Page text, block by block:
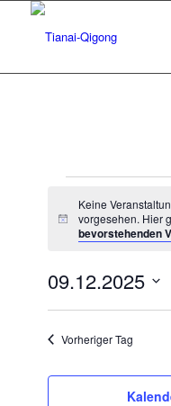
für
Dezember
2025
Hinweis
Keine
vorgesehen. Hier
bevorstehenden
09.12.2025
Vorheriger Tag